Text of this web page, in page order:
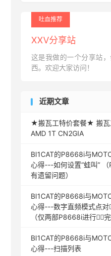
吐血推荐
XXV分享站
这是我做的一个分享站
西。欢迎大家访问！
近期文章
★搬瓦工特价套餐★ 搬
AMD 1T CN2GIA
BI1CAT的P8668i与
心得---如何设置“蛙叫”
有遗留问题）
BI1CAT的P8668i与
心得---数字直频模式点
（仅两部P8668i进行完
BI1CAT的P8668i与
心得---扫描列表